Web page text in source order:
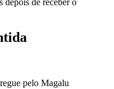
pelo Magalu